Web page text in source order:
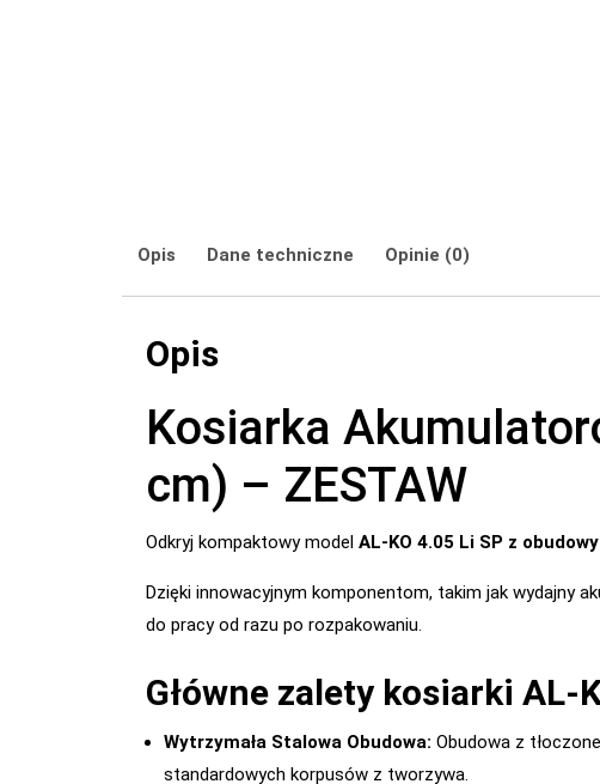
Opis Dane techniczne Opinie (0)
Opis
Kosiarka
cm) – ZESTAW
Odkryj kompaktowy model AL-KO 4.05 Li SP z
Dzięki innowacyjnym komponentom, takim jak wydajny
do pracy od razu po rozpakowaniu.
Główne zalety kosiarki AL-
Wytrzymała Stalowa Obudowa: Obudowa z
standardowych korpusów z tworzywa.